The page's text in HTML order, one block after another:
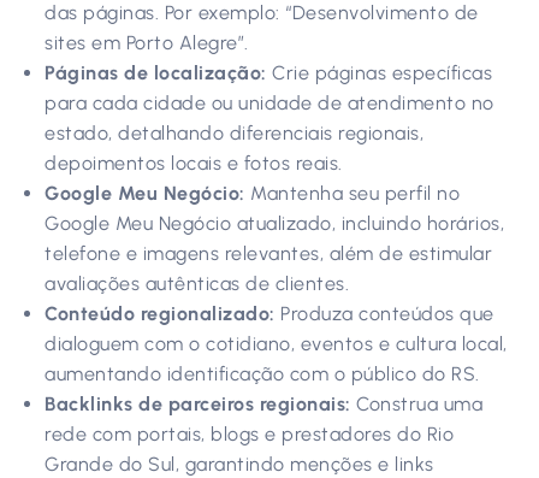
das páginas. Por exemplo: “Desenvolvimento de
sites em Porto Alegre”.
Páginas de localização: Crie páginas específicas
para cada cidade ou unidade de atendimento no
estado, detalhando diferenciais regionais,
depoimentos locais e fotos reais.
Google Meu Negócio: Mantenha seu perfil no
Google Meu Negócio atualizado, incluindo horários,
telefone e imagens relevantes, além de estimular
avaliações autênticas de clientes.
Conteúdo regionalizado: Produza conteúdos que
dialoguem com o cotidiano, eventos e cultura local,
aumentando identificação com o público do RS.
Backlinks de parceiros regionais: Construa uma
rede com portais, blogs e prestadores do Rio
Grande do Sul, garantindo menções e links